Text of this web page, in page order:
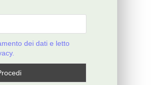
dei dati e letto